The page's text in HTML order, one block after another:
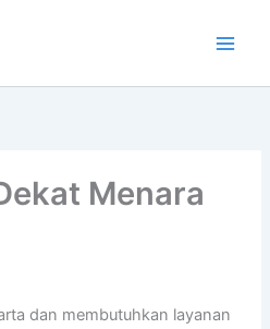
Menara
dan membutuhkan layanan